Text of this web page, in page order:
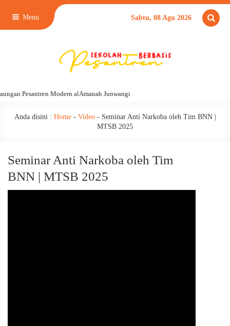
Menu Sabtu, 08 Agu 2026
Pesantren Modern alAmanah Junwangi
Anda disini : Home- Video- Seminar Anti Narkoba oleh Tim BNN |
MTSB 2025
Seminar Anti Narkoba oleh Tim
BNN | MTSB 2025